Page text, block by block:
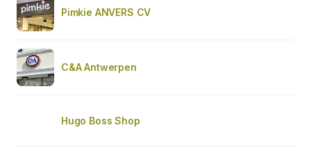
Pimkie ANVERS CV
C&A Antwerpen
Hugo Boss Shop